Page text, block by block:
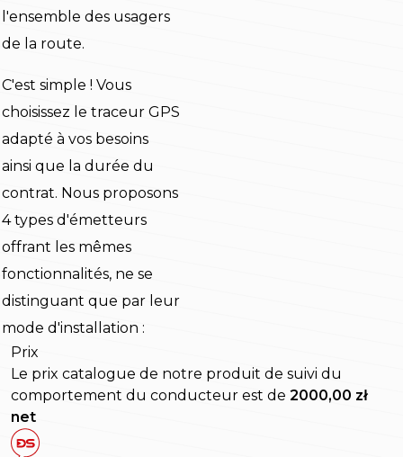
l'ensemble des usagers
de la route.
C'est simple ! Vous
choisissez le traceur GPS
adapté à vos besoins
ainsi que la durée du
contrat. Nous proposons
4 types d'émetteurs
offrant les mêmes
fonctionnalités, ne se
distinguant que par leur
mode d'installation :
Prix
Le prix catalogue de notre produit de suivi du
comportement du conducteur est de 2000,00 zł
net